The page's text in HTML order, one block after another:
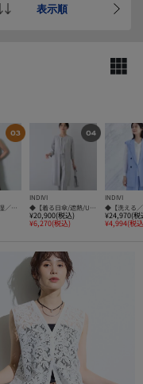
表示順
【接触冷感／透湿／着る日傘】颯爽ジレジャケット
INDIVI
◆【着る日傘/遮熱/UVケア】ロングジレジャケット
¥20,900(税込)
¥6,270(税込)
INDIVI
¥24,970(税
¥4,994(税